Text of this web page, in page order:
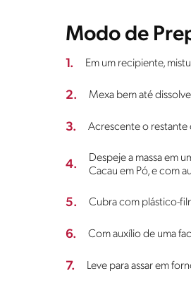
Modo de
1. Em um recipiente,
2. Mexa bem até
3. Acrescente o restante
4.
Despeje a massa em
Cacau em Pó, e com
5. Cubra com plástico-
6. Com auxílio de uma
7. Leve para assar em